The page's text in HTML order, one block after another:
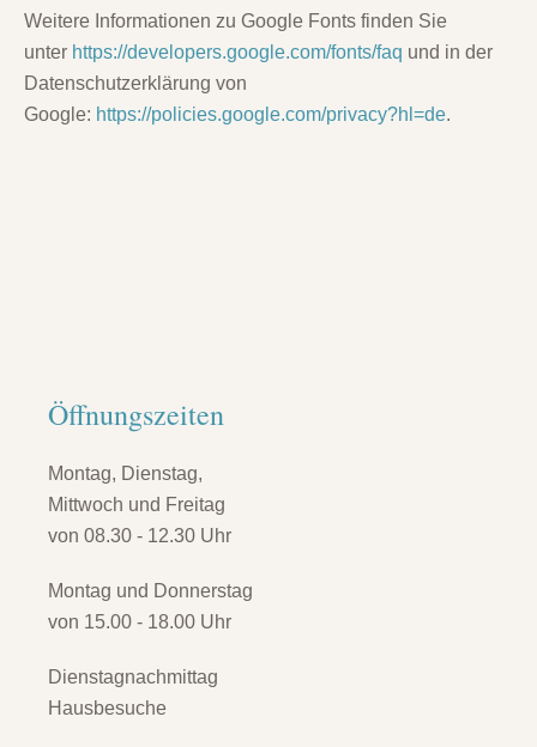
Weitere Informationen zu Google Fonts finden Sie
unter https://developers.google.com/fonts/faq und in der
Datenschutzerklärung von
Google: https://policies.google.com/privacy?hl=de.
Öffnungszeiten
Montag, Dienstag,
Mittwoch und Freitag
von 08.30 - 12.30 Uhr
Montag und Donnerstag
von 15.00 - 18.00 Uhr
Dienstagnachmittag
Hausbesuche